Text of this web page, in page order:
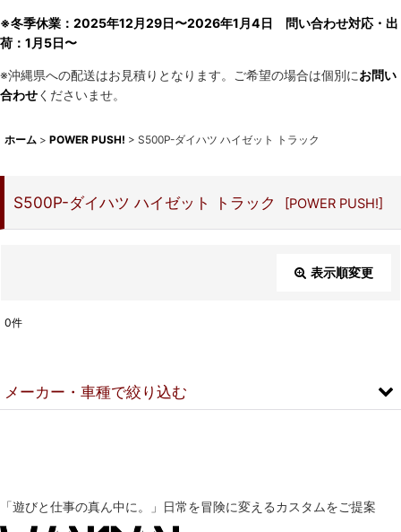
※冬季休業：2025年12月29日〜2026年1月4日 問い合わせ対応・出
荷：1月5日〜
※沖縄県への配送はお見積りとなります。ご希望の場合は個別にお問い
合わせくださいませ。
ホーム > POWER PUSH! > S500P-ダイハツ ハイゼット トラック
S500P-ダイハツ ハイゼット トラック [POWER PUSH!]
表示順変更
並び順
0件
メーカー・車種で絞り込む
DA18W-スズキ エブリイワゴン
「遊びと仕事の真ん中に。」 日常を冒険に変えるカスタムをご提案